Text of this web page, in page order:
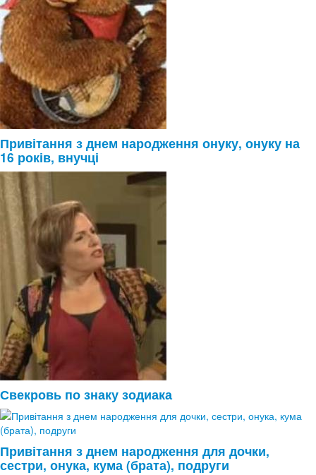
Привітання з днем народження онуку, онуку на
16 років, внучці
Свекровь по знаку зодиака
Привітання з днем народження для дочки,
сестри, онука, кума (брата), подруги